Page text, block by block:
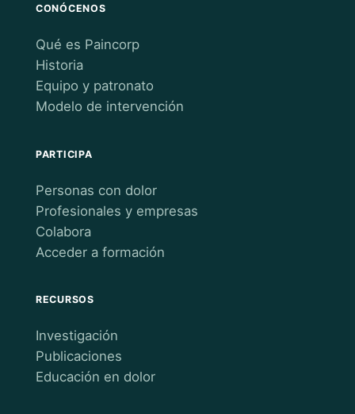
CONÓCENOS
Qué es Paincorp
Historia
Equipo y patronato
Modelo de intervención
PARTICIPA
Personas con dolor
Profesionales y empresas
Colabora
Acceder a formación
RECURSOS
Investigación
Publicaciones
Educación en dolor